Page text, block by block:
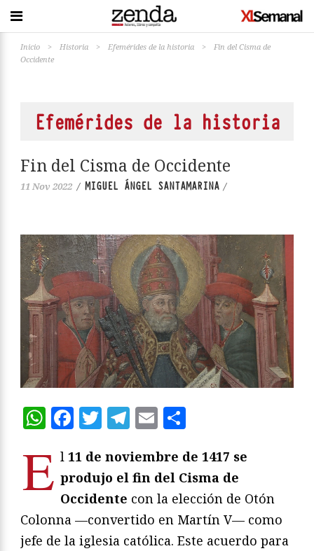
Inicio > Historia > Efemérides de la historia >
Fin del Cisma de
Occidente
Efemérides de la historia
Fin del Cisma de Occidente
11 Nov 2022 / MIGUEL ÁNGEL SANTAMARINA /
WhatsApp
Facebook
Twitter
Telegram
Email
E l 11 de noviembre de 1417 se
produjo el fin del Cisma de
Occidente con la elección de Otón
Colonna —convertido en Martín V— como
jefe de la iglesia católica. Este acuerdo para